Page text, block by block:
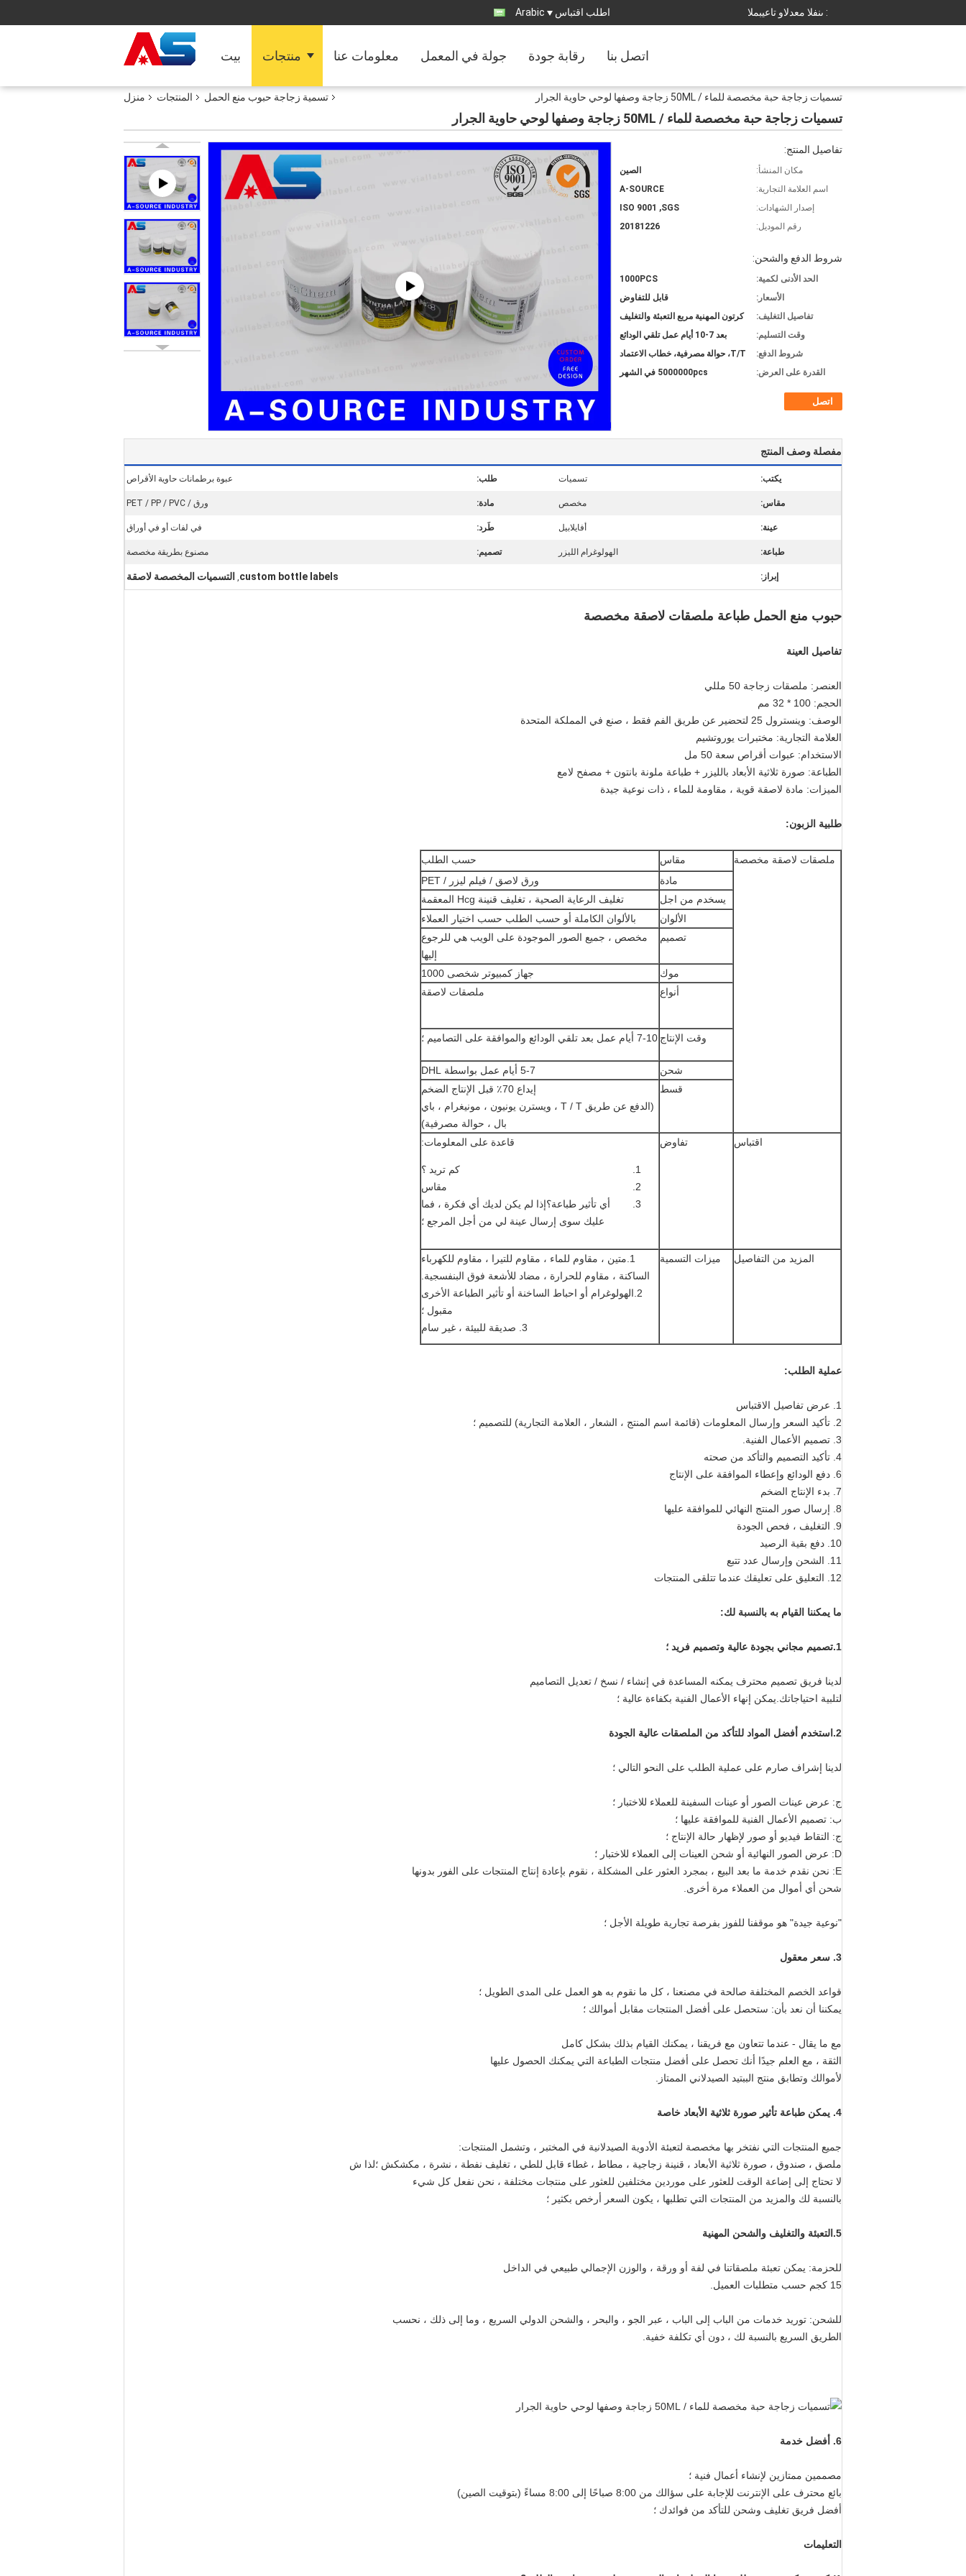
المبيعات والدعم الفنى : اطلب اقتباس Arabic
بيت منتجات معلومات عنا جولة في المعمل رقابة جودة اتصل بنا
منزل المنتجات تسمية زجاجة حبوب منع الحمل تسميات زجاجة حبة مخصصة للماء / 50ML زجاجة وصفها لوحي حاوية الجرار
تسميات زجاجة حبة مخصصة للماء / 50ML زجاجة وصفها لوحي حاوية الجرار
تفاصيل المنتج:
مكان المنشأ:
الصين
اسم العلامة التجارية:
A-SOURCE
إصدار الشهادات:
ISO 9001 ,SGS
رقم الموديل:
20181226
شروط الدفع والشحن:
الحد الأدنى لكمية:
1000PCS
الأسعار:
قابل للتفاوض
تفاصيل التغليف:
كرتون المهنية مربع التعبئة والتغليف
وقت التسليم:
بعد 7-10 أيام عمل تلقي الودائع
شروط الدفع:
T/T، حوالة مصرفية، خطاب الاعتماد
القدرة على العرض:
5000000pcs في الشهر
اتصل
مفصلة وصف المنتج
يكتب: تسميات طلب: عبوة برطمانات حاوية الأقراص
مقاس: مخصص مادة: ورق / PET / PP / PVC
عينة: أفايلابيل طَرد: في لفات أو في أوراق
طباعة: الهولوغرام الليزر تصميم: مصنوع بطريقة مخصصة
إبراز: custom bottle labels
, التسميات المخصصة لاصقة
حبوب منع الحمل طباعة ملصقات لاصقة مخصصة
تفاصيل العينة
العنصر: ملصقات زجاجة 50 مللي
الحجم: 100 * 32 مم
الوصف: وينسترول 25 لتحضير عن طريق الفم فقط ، صنع في المملكة المتحدة
العلامة التجارية: مختبرات يوروتشيم
الاستخدام: عبوات أقراص سعة 50 مل
الطباعة: صورة ثلاثية الأبعاد بالليزر + طباعة ملونة بانتون + مصفح لامع
الميزات: مادة لاصقة قوية ، مقاومة للماء ، ذات نوعية جيدة
طلبية الزبون:
ملصقات لاصقة مخصصة مقاس
حسب الطلب
مادة
ورق لاصق / فيلم ليزر / PET
يسخدم من اجل
تغليف الرعاية الصحية ، تغليف قنينة Hcg المعقمة
الألوان
بالألوان الكاملة أو حسب الطلب حسب اختيار العملاء
تصميم
مخصص ، جميع الصور الموجودة على الويب هي للرجوع
إليها
موك
جهاز كمبيوتر شخصى 1000
أنواع
ملصقات لاصقة
وقت الإنتاج 7-10 أيام عمل بعد تلقي الودائع والموافقة على التصاميم ؛
شحن
5-7 أيام عمل بواسطة DHL
قسط
إيداع 70٪ قبل الإنتاج الضخم
(الدفع عن طريق T / T ، ويسترن يونيون ، مونيغرام ، باي
بال ، حوالة مصرفية)
اقتباس
تفاوض قاعدة على المعلومات:
كم تريد ؟
مقاس
أي تأثير طباعة؟إذا لم يكن لديك أي فكرة ، فما
عليك سوى إرسال عينة لي من أجل المرجع ؛
المزيد من التفاصيل ميزات التسمية 1. متين ، مقاوم للماء ، مقاوم للتيرا ، مقاوم للكهرباء
الساكنة ، مقاوم للحرارة ، مضاد للأشعة فوق البنفسجية.
2. الهولوغرام أو احباط الساخنة أو تأثير الطباعة الأخرى
مقبول ؛
3. صديقة للبيئة ، غير سام
عملية الطلب:
1. عرض تفاصيل الاقتباس
2. تأكيد السعر وإرسال المعلومات (قائمة اسم المنتج ، الشعار ، العلامة التجارية) للتصميم ؛
3. تصميم الأعمال الفنية.
4. تأكيد التصميم والتأكد من صحته
6. دفع الودائع وإعطاء الموافقة على الإنتاج
7. بدء الإنتاج الضخم
8. إرسال صور المنتج النهائي للموافقة عليها
9. التغليف ، فحص الجودة
10. دفع بقية الرصيد
11. الشحن وإرسال عدد تتبع
12. التعليق على تعليقك عندما تتلقى المنتجات
ما يمكننا القيام به بالنسبة لك:
1.تصميم مجاني بجودة عالية وتصميم فريد ؛
لدينا فريق تصميم محترف يمكنه المساعدة في إنشاء / نسخ / تعديل التصاميم
لتلبية احتياجاتك.يمكن إنهاء الأعمال الفنية بكفاءة عالية ؛
2. استخدم أفضل المواد للتأكد من الملصقات عالية الجودة
لدينا إشراف صارم على عملية الطلب على النحو التالي ؛
ج: عرض عينات الصور أو عينات السفينة للعملاء للاختبار ؛
ب: تصميم الأعمال الفنية للموافقة عليها ؛
ج: التقاط فيديو أو صور لإظهار حالة الإنتاج ؛
D: عرض الصور النهائية أو شحن العينات إلى العملاء للاختبار ؛
E: نحن نقدم خدمة ما بعد البيع ، بمجرد العثور على المشكلة ، نقوم بإعادة إنتاج المنتجات على الفور بدونها
شحن أي أموال من العملاء مرة أخرى.
"نوعية جيدة" هو موقفنا للفوز بفرصة تجارية طويلة الأجل ؛
3. سعر معقول
قواعد الخصم المختلفة صالحة في مصنعنا ، كل ما نقوم به هو العمل على المدى الطويل ؛
يمكننا أن نعد بأن: ستحصل على أفضل المنتجات مقابل أموالك ؛
مع ما يقال - عندما تتعاون مع فريقنا ، يمكنك القيام بذلك بشكل كامل
الثقة ، مع العلم جيدًا أنك تحصل على أفضل منتجات الطباعة التي يمكنك الحصول عليها
لأموالك وتطابق منتج الببتيد الصيدلاني الممتاز.
4. يمكن طباعة تأثير صورة ثلاثية الأبعاد خاصة
جميع المنتجات التي نفتخر بها مخصصة لتعبئة الأدوية الصيدلانية في المختبر ، وتشمل المنتجات:
ملصق ، صندوق ، صورة ثلاثية الأبعاد ، قنينة زجاجية ، مطاط ، غطاء قابل للطي ، تغليف نفطة ، نشرة ، مكشكش ؛لذا ش
لا تحتاج إلى إضاعة الوقت للعثور على موردين مختلفين للعثور على منتجات مختلفة ، نحن نفعل كل شيء
بالنسبة لك والمزيد من المنتجات التي تطلبها ، يكون السعر أرخص بكثير ؛
5. التعبئة والتغليف والشحن المهنية
للحزمة: يمكن تعبئة ملصقاتنا في لفة أو ورقة ، والوزن الإجمالي طبيعي في الداخل
15 كجم حسب متطلبات العميل.
للشحن: توريد خدمات من الباب إلى الباب ، عبر الجو ، والبحر ، والشحن الدولي السريع ، وما إلى ذلك ، نحسب
الطريق السريع بالنسبة لك ، دون أي تكلفة خفية.
6. أفضل خدمة
مصممين ممتازين لإنشاء أعمال فنية ؛
بائع محترف على الإنترنت للإجابة على سؤالك من 8:00 صباحًا إلى 8:00 مساءً (بتوقيت الصين)
أفضل فريق تغليف وشحن للتأكد من فوائدك ؛
التعليمات